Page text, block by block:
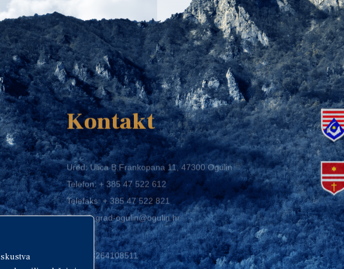
Kontakt
Ured: Ulica B.Frankopana 11, 47300 Ogulin
Telefon:+ 385 47 522 612
Telefaks:+ 385 47 522 821
E-mail:grad-ogulin@ogulin.hr
OIB: 58264108511
IBAN: HR1424020061829700009